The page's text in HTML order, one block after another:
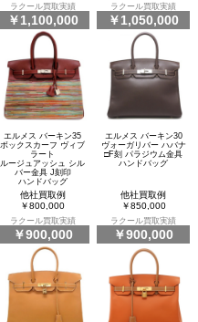
ラクール買取実績
￥1,100,000
ラクール買取実績
￥1,050,000
エルメス バーキン35
ボックスカーフ ヴィブ
ラート
ルージュアッシュ シル
バー金具 J刻印
ハンドバッグ
他社買取例
￥800,000
ラクール買取実績
￥900,000
エルメス バーキン30
ヴォーガリバー ハバナ
□F刻 パラジウム金具
ハンドバッグ
他社買取例
￥850,000
ラクール買取実績
￥900,000